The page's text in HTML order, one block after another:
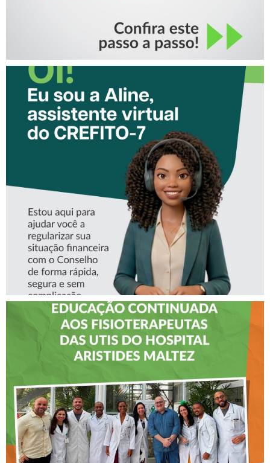
CONHEÇA A ‘ALINE’,
ASSISTENTE VIRTUAL DO
CREFITO-7
CREFITO-7 LEVA EDUCAÇÃO
CONTINUADA AOS
FISIOTERAPEUTAS DAS UTIs
DO HOSPITAL ARISTIDES
MALTEZ